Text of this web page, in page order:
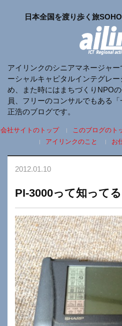
日本全国を渡り歩く旅
アイリンクのシニアマネージャ
ーシャルキャピタルインテグレ
め、また時にはまちづくりNPO
員、フリーのコンサルでもある
正浩のブログです。
会社サイトのトップ このブログのト
アイリンクのこと
お
2012.01.10
PI-3000って知ってる